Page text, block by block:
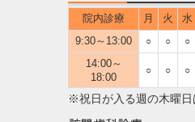
院内診療 月 火 水
9:30～13:00
○ ○ ○
14:00～
18:00
○ ○ ○
※祝日が入る週の木曜日